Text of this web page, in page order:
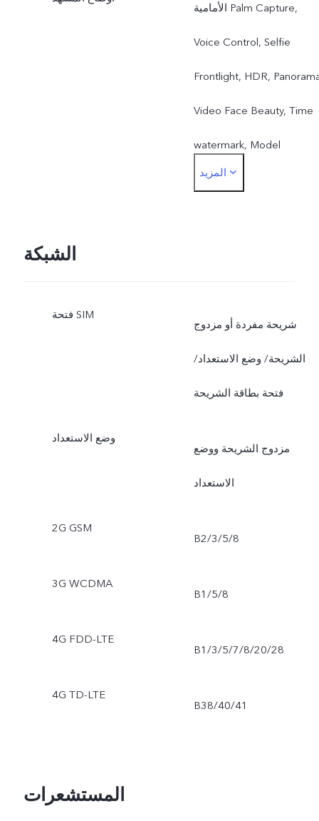
الأمامية Palm Capture,
Voice Control, Selfie
Frontlight, HDR,
Video Face Beauty, Time
watermark, Model
watermark, Gender
effects, Selfie
Frontlight+Face
Beauty+Multi Frame,
Rear: Palm Capture, Voice
Control, PRO, SLO-MO,
watermark, Model
Detection, Camera filters,
المزيد
الشبكة
فتحة SIM
شريحة مفردة أو مزدوج
الشريحة/ وضع الاستعداد/
فتحة بطاقة الشريحة
وضع الاستعداد
مزدوج الشريحة ووضع
الاستعداد
2G GSM
B2/3/5/8
3G WCDMA
B1/5/8
4G FDD-LTE
B1/3/5/7/8/20/28
4G TD-LTE
B38/40/41
المستشعرات